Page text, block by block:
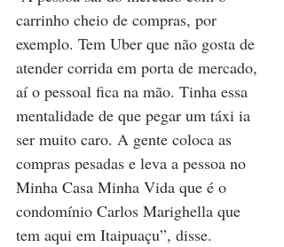
carrinho cheio de compras, por
exemplo. Tem Uber que não gosta de
atender corrida em porta de mercado,
aí o pessoal fica na mão. Tinha essa
mentalidade de que pegar um táxi ia
ser muito caro. A gente coloca as
compras pesadas e leva a pessoa no
Minha Casa Minha Vida que é o
condomínio Carlos Marighella que
tem aqui em Itaipuaçu”, disse.